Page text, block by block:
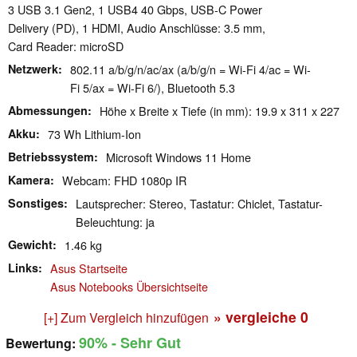
3 USB 3.1 Gen2, 1 USB4 40 Gbps, USB-C Power
Delivery (PD), 1 HDMI, Audio Anschlüsse: 3.5 mm,
Card Reader: microSD
Netzwerk
802.11 a/b/g/n/ac/ax (a/b/g/n = Wi-Fi 4/ac = Wi-
Fi 5/ax = Wi-Fi 6/), Bluetooth 5.3
Abmessungen Höhe x Breite x Tiefe (in mm): 19.9 x 311 x 227
Akku 73 Wh Lithium-Ion
Betriebssystem Microsoft Windows 11 Home
Kamera Webcam: FHD 1080p IR
Sonstiges
Lautsprecher: Stereo, Tastatur: Chiclet, Tastatur-
Beleuchtung: ja
Gewicht 1.46 kg
Links
Asus Startseite
Asus Notebooks Übersichtseite
[+] Zum Vergleich hinzufügen » vergleiche 0
Bewertung: 90%- Sehr Gut